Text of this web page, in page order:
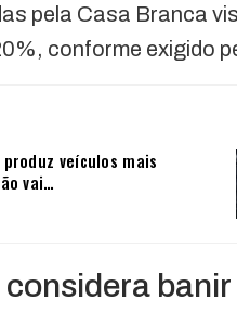
pela Casa Branca
conforme exigido
veículos mais
vai…
considera